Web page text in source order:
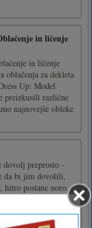
in ličenje
in ličenje
oblačenja za dekleta
Up: Model
preizkusili različne
najnovejše obleke
dovolj preprosto -
da bi jim dovolili,
hitro postane noro.
Z večanjem
Zabavaj se.Za
ali tapnite po